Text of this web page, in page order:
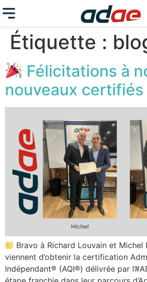
Étiquette :
Félicitations à
nouveaux certifiés
Bravo à Richard Louvain et Michel
viennent d’obtenir la certification
Indépendant® (AQI®) délivrée par